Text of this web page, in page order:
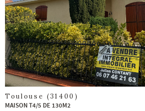
bien
Toulouse (31400)
MAISON T4/5 DE 130M2